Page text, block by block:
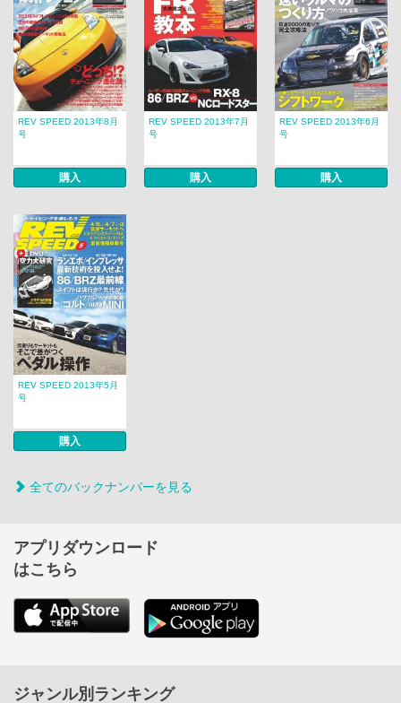
REV SPEED 2013年8月
号
購入
REV SPEED 2013年7月
号
購入
REV SPEED 2013年6月
号
購入
REV SPEED 2013年5月
号
購入
全てのバックナンバーを見る
アプリダウンロード
はこちら
ジャンル別ランキング